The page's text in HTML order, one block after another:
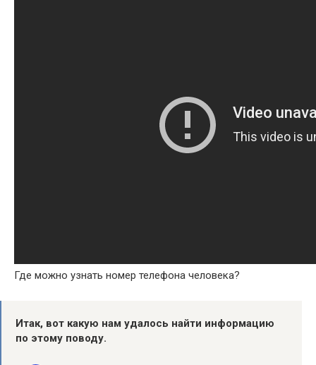
Где можно узнать номер телефона человека?
Итак, вот какую нам удалось найти информацию
по этому поводу.